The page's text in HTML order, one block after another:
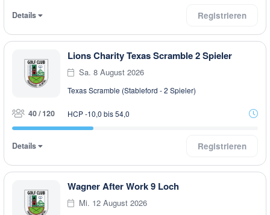
Details Registrieren
Lions Charity Texas Scramble 2 Spieler
Sa. 8 August 2026
Texas Scramble (Stableford - 2 Spieler)
40 / 120 HCP -10,0 bis 54,0
Details Registrieren
Wagner After Work 9 Loch
Mi. 12 August 2026